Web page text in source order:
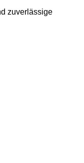
zuverlässige